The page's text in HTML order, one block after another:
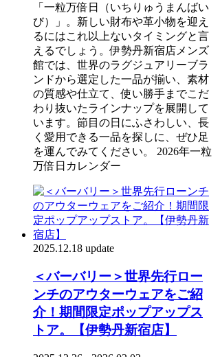
「一粒万倍日（いちりゅうまんばい
び）」。新しい財布や革小物を迎え
るにはこれ以上ないタイミングと言
えるでしょう。伊勢丹新宿店メンズ
館では、世界のラグジュアリーブラ
ンドから選定した一品が揃い、素材
の質感や仕立て、使い勝手までこだ
わり抜いたラインナップを展開して
います。節目の日にふさわしい、長
く愛用できる一品を探しに、ぜひ足
を運んでみてください。 2026年一粒
万倍日カレンダー
2025.12.18 update
＜バーバリー＞世界先行ロー
ンチのアウターウェアをご紹
介！期間限定ポップアップス
トア。【伊勢丹新宿店】